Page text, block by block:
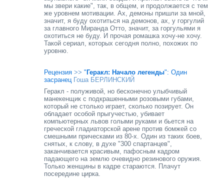
мы звери какие", так, в общем, и продолжается с тем
же уровнем мотивации. Ах, демоны пришли за мной,
значит, я буду охотиться на демонов, ах, у горгулий
за главного Миранда Отто, значит, за горгульями я
охотиться не буду. И прочая ромашка хочу-не хочу.
Такой сериал, которых сегодня полно, похожих по
уровню.
Рецензия >> " Геракл: Начало легенды": Один
засранецГоша БЕРЛИНСКИЙ
Геракл - полуживой, но бесконечно улыбчивый
манекенщик с подкрашенными розовыми губами,
который не столько играет, сколько позирует. Он
обладает особой прыгучестью, убивает
компьютерных львов голыми руками и бьется на
греческой гладиаторской арене против бомжей со
смешными прическами из 80-х. Один из таких боев,
снятых, к слову, в духе "300 спартанцев",
заканчивается красивым, пафосным кадром
падающего на землю очевидно резинового оружия.
Только женщины в кадре стараются. Плачут
посередине цирка.